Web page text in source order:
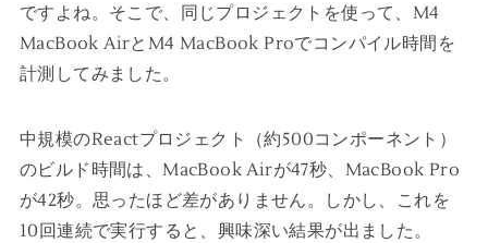
ですよね。そこで、同じプロジェクトを使って、M4
MacBook AirとM4 MacBook Proでコンパイル時間を
計測してみました。
中規模のReactプロジェクト（約500コンポーネント）
のビルド時間は、MacBook Airが47秒、MacBook Pro
が42秒。思ったほど差がありません。しかし、これを
10回連続で実行すると、興味深い結果が出ました。